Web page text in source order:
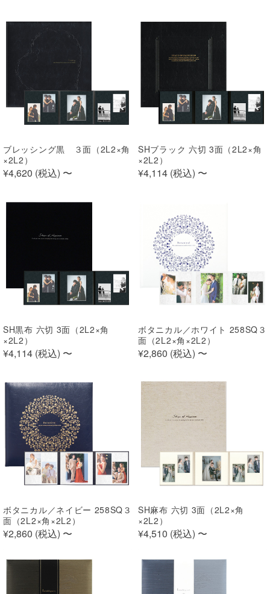
ブレッシング黒 ３面（2L2×角
×2L2）
¥4,620 (税込) 〜
SHブラック 六切 3面（2L2×角
×2L2）
¥4,114 (税込) 〜
SH黒布 六切 3面（2L2×角
×2L2）
¥4,114 (税込) 〜
ボタニカル／ホワイト 258SQ３
面（2L2×角×2L2）
¥2,860 (税込) 〜
ボタニカル／ネイビー 258SQ３
面（2L2×角×2L2）
¥2,860 (税込) 〜
SH麻布 六切 3面（2L2×角
×2L2）
¥4,510 (税込) 〜